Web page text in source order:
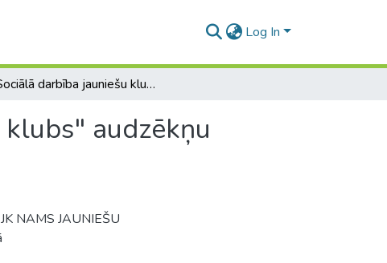
Log In
Sociālā darbība jauniešu klubā "JK nams jauniešu klubs" audzēkņu adekvāta pašvērtējuma veidošanā
audzēkņu
NAMS JAUNIEŠU